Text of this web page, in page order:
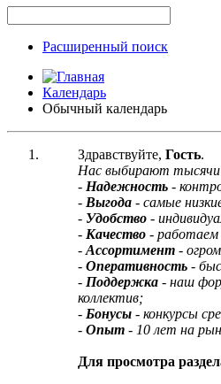
Расширенный поиск
Календарь
Обычный календарь
Здравствуйте, Гость.
Нас выбирают
- Надежность -
- Выгода - самые
- Удобство -
- Качество - работаем
- Ассортимент -
- Оперативность -
- Поддержка - наш
коллектив;
- Бонусы - конкурсы
- Опыт - 10 лет на
Для просмотра